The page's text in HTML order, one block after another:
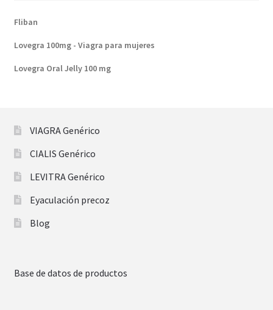
Fliban
Lovegra 100mg - Viagra para mujeres
Lovegra Oral Jelly 100 mg
VIAGRA Genérico
CIALIS Genérico
LEVITRA Genérico
Eyaculación precoz
Blog
Base de datos de productos